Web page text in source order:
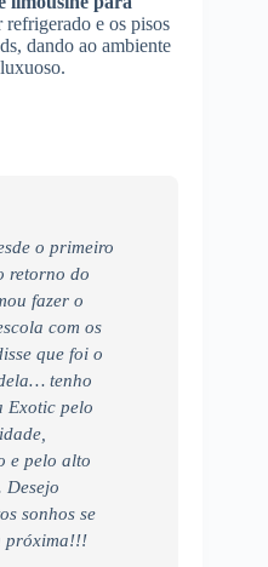
refrigerado e os pisos
dando ao ambiente
o primeiro
retorno do
fazer o
com os
que foi o
tenho
Exotic pelo
e pelo alto
Desejo
sonhos se
próxima!!!